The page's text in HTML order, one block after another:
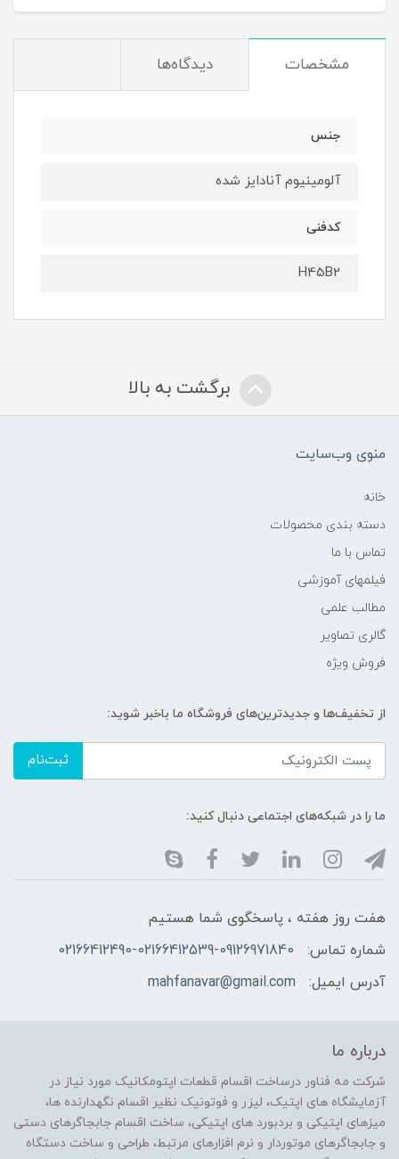
مشخصات دیدگاه‌ها
جنس
آلومینیوم آنادایز شده
کدفنی
H45B2
برگشت به بالا
منوی وب‌سایت
خانه
دسته بندی محصولات
تماس با ما
فیلمهای آموزشی
مطالب علمی
گالری تصاویر
فروش ویژه
از تخفیف‌ها و جدیدترین‌های فروشگاه ما باخبر شوید:
ثبت‌نام
ما را در شبکه‌های اجتماعی دنبال کنید:
هفت روز هفته ، پاسخگوی شما هستیم
شماره تماس:
02166412490-02166412539-09126971840
آدرس ایمیل:
mahfanavar@gmail.com
درباره ما
شرکت مه فناور درساخت اقسام قطعات اپتومکانیک مورد نیاز در
آزمایشگاه های اپتیک، لیزر و فوتونیک نظیر اقسام نگهدارنده ها،
میزهای اپتیکی و بردبورد های اپتیکی، ساخت اقسام جابجاگرهای دستی
و جابجاگرهای موتوردار و نرم افزارهای مرتبط، طراحی و ساخت دستگاه